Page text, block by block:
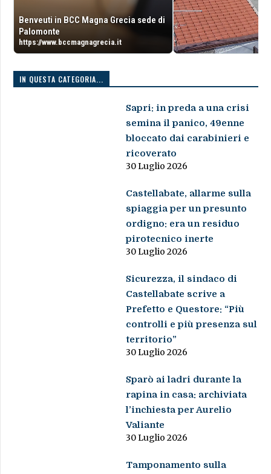
Benveuti in BCC Magna Grecia sede di
Palomonte
https://www.bccmagnagrecia.it
IN QUESTA CATEGORIA...
Sapri: in preda a una crisi
semina il panico, 49enne
bloccato dai carabinieri e
ricoverato
30 Luglio 2026
Castellabate, allarme sulla
spiaggia per un presunto
ordigno: era un residuo
pirotecnico inerte
30 Luglio 2026
Sicurezza, il sindaco di
Castellabate scrive a
Prefetto e Questore: “Più
controlli e più presenza sul
territorio”
30 Luglio 2026
Sparò ai ladri durante la
rapina in casa: archiviata
l’inchiesta per Aurelio
Valiante
30 Luglio 2026
Tamponamento sulla